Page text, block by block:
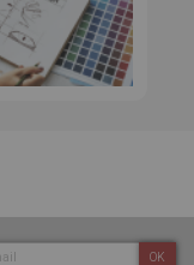
OK